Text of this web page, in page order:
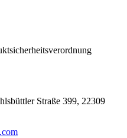
Straße 399, 22309